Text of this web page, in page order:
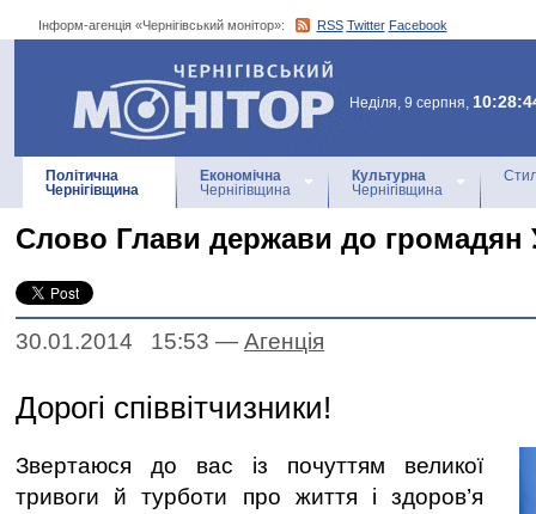
Інформ-агенція «Чернігівський монітор»: RSS Twitter Facebook
Інформ-агенція
«Чернігівський монітор»
Неділя, 9 серпня,
Політична
Чернігівщина
Економічна
Чернігівщина
Культурна
Чернігівщина
Слово Глави держави до громадян
30.01.2014 15:53 — Агенцiя
Дорогі співвітчизники!
Звертаюся до вас із почуттям великої
тривоги й турботи про життя і здоров’я